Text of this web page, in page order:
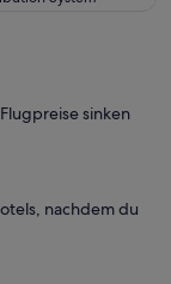
sinken
nachdem du